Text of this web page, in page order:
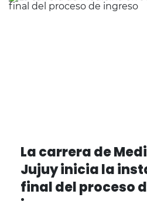
La carrera de
Jujuy inicia la
final del proceso